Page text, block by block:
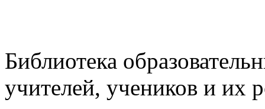
Библиотека
учителей, учеников и их